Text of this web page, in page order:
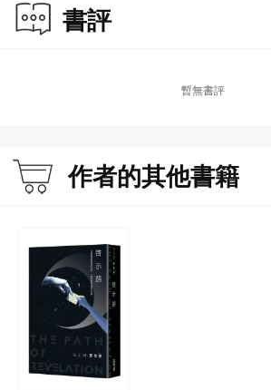
書評
暫無書評
作者的其他書籍